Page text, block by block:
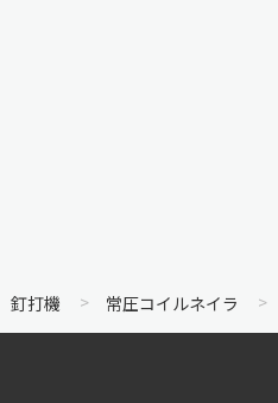
釘打機 常圧コイルネイラ